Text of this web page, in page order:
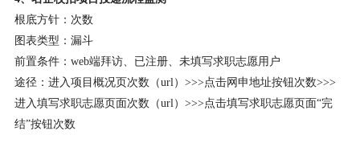
根底方针：次数
图表类型：漏斗
前置条件：web端拜访、已注册、未填写求职志愿用户
途径：进入项目概况页次数（url）>>>点击网申地址按钮次数>>>
进入填写求职志愿页面次数（url）>>>点击填写求职志愿页面“完
结”按钮次数